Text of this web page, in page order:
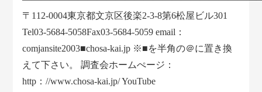
〒112-0004東京都文京区後楽2-3-8第6松屋ビル301
Tel03-5684-5058Fax03-5684-5059 email：
comjansite2003■chosa-kai.jp ※■を半角の＠に置き換
えて下さい。 調査会ホームぺージ：
http：//www.chosa-kai.jp/ YouTube